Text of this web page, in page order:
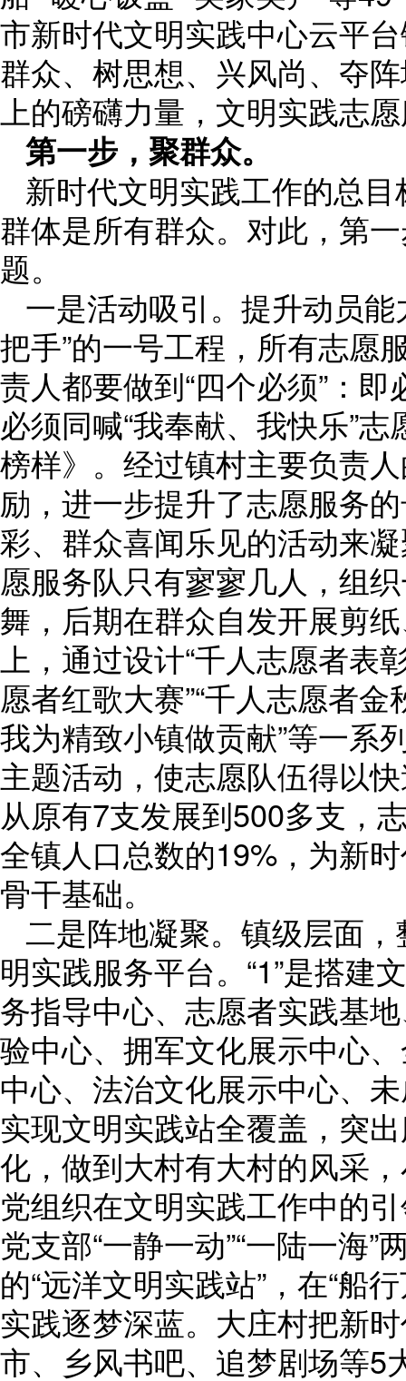
市新时代文明实践中心云平
群众、树思想、兴风尚、夺
上的磅礴力量，文明实践志
第一步，聚群众。
新时代文明实践工作的总
群体是所有群众。对此，第
题。
一是活动吸引。提升动员
把手”的一号工程，所有志愿
责人都要做到“四个必须”：
必须同喊“我奉献、我快乐”
榜样》。经过镇村主要负责
励，进一步提升了志愿服务
彩、群众喜闻乐见的活动来
愿服务队只有寥寥几人，组
舞，后期在群众自发开展剪
上，通过设计“千人志愿者表
愿者红歌大赛”“千人志愿者
我为精致小镇做贡献”等一系
主题活动，使志愿队伍得以
从原有7支发展到500多支，
全镇人口总数的19%，为新
骨干基础。
二是阵地凝聚。镇级层面
明实践服务平台。“1”是搭建
务指导中心、志愿者实践基
验中心、拥军文化展示中心
中心、法治文化展示中心、
实现文明实践站全覆盖，突
化，做到大村有大村的风采
党组织在文明实践工作中的
党支部“一静一动”“一陆一海
的“远洋文明实践站”，在“船
实践逐梦深蓝。大庄村把新
市、乡风书吧、追梦剧场等5